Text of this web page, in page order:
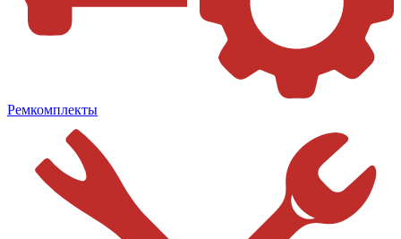
Ремкомплекты